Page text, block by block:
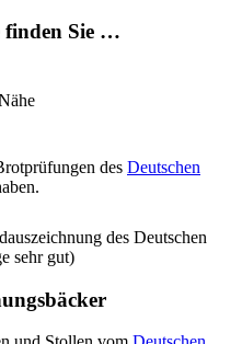
finden Sie …
des Deutschen
des Deutschen
sehr gut)